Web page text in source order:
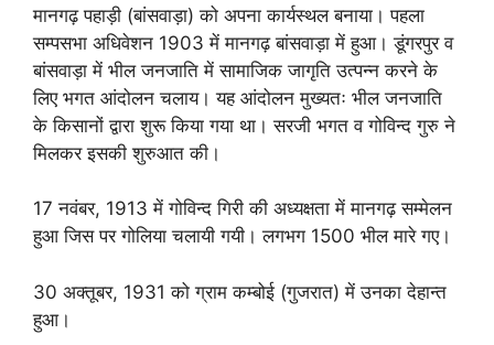
मानगढ़ पहाड़ी (बांसवाड़ा) को अपना कार्यस्थल बनाया। पहला
सम्पसभा अधिवेशन 1903 में मानगढ़ बांसवाड़ा में हुआ। डूंगरपुर व
बांसवाड़ा में भील जनजाति में सामाजिक जागृति उत्पन्न करने के
लिए भगत आंदोलन चलाय। यह आंदोलन मुख्यतः भील जनजाति
के किसानों द्वारा शुरू किया गया था। सरजी भगत व गोविन्द गुरु ने
मिलकर इसकी शुरुआत की।
17 नवंबर, 1913 में गोविन्द गिरी की अध्यक्षता में मानगढ़ सम्मेलन
हुआ जिस पर गोलिया चलायी गयी। लगभग 1500 भील मारे गए।
30 अक्तूबर, 1931 को ग्राम कम्बोई (गुजरात) में उनका देहान्त
हुआ।